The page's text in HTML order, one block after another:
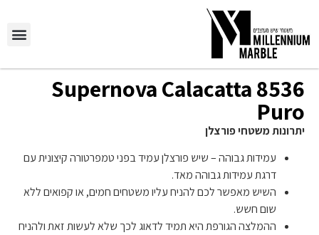
8536 Supernova Calacatta
Puro
יתרונות משטחי פורצלן
עמידות גבוהה – שיש פורצלן עמיד בפני טמפרטורה קיצונית עם
דרגת עמידות גבוהה מאד.
השיש מאפשר לכם להניח עליו משטחים חמים, או קפואים ללא
שום חשש.
ההמלצה הגורפת היא תמיד לדאוג לכך שלא לעשות זאת ולהניח